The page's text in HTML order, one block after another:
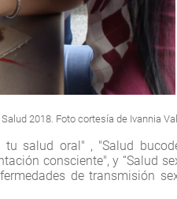
2018. Foto cortesía de Ivannia
salud oral" , "Salud
consciente", y “Salud
de transmisión